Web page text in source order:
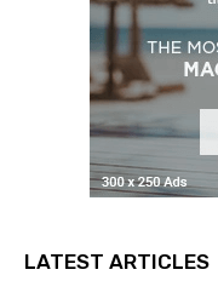
LATEST ARTICLES